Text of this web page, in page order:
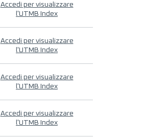
Accedi per visualizzare
l'UTMB Index
Accedi per visualizzare
l'UTMB Index
Accedi per visualizzare
l'UTMB Index
Accedi per visualizzare
l'UTMB Index